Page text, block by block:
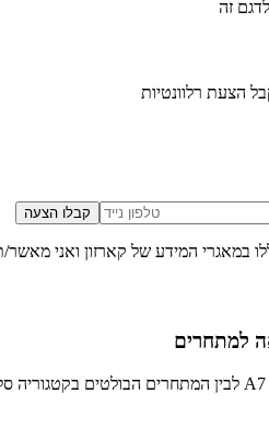
הצעת רלוונטיות
קבלו הצעה
במאגרי המידע של קארזון ואני